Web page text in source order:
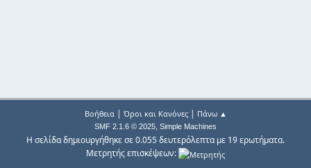
Βοήθεια| Όροι και Κανόνες| Πάνω ▲
SMF 2.1.6 © 2025, Simple Machines
Η σελίδα δημιουργήθηκε σε 0.055 δευτερόλεπτα με 19 ερωτήματα.
Μετρητής επισκέψεων: